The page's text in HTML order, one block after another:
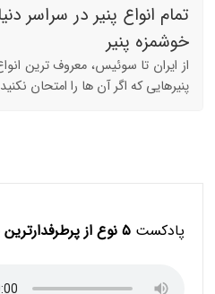
تمام انواع پنیر در سراسر
خوشمزه پنیر
از ایران تا سوئیس، معروف ترین
پنیرهایی که اگر آن ها را امتحان
پادکست۵ نوع از پرطرفدارترین پنیرها